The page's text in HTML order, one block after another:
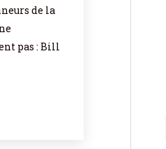
de la
pas : Bill